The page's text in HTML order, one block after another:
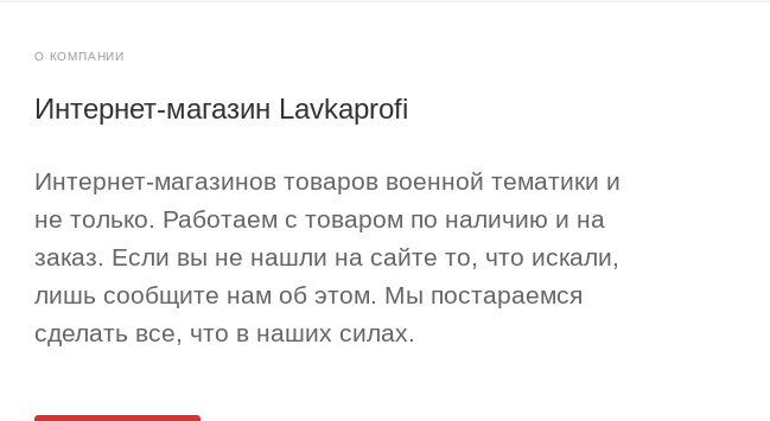
О КОМПАНИИ
Интернет-магазин Lavkaprofi
Интернет-магазинов товаров военной тематики и
не только. Работаем с товаром по наличию и на
заказ. Если вы не нашли на сайте то, что искали,
лишь сообщите нам об этом. Мы постараемся
сделать все, что в наших силах.